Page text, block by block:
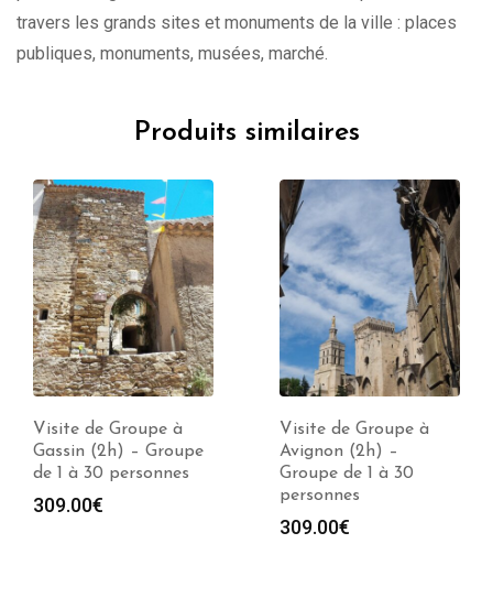
travers les grands sites et monuments de la ville : places
publiques, monuments, musées, marché.
Produits similaires
Visite de Groupe à
Gassin (2h) – Groupe
de 1 à 30 personnes
309.00€
Visite de Groupe à
Avignon (2h) –
Groupe de 1 à 30
personnes
309.00€